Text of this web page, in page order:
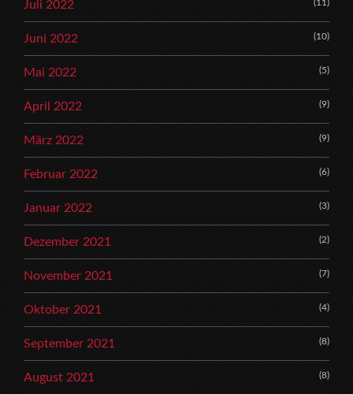
Juli 2022 (11)
Juni 2022 (10)
Mai 2022 (5)
April 2022 (9)
März 2022 (9)
Februar 2022 (6)
Januar 2022 (3)
Dezember 2021 (2)
November 2021 (7)
Oktober 2021 (4)
September 2021 (8)
August 2021 (8)